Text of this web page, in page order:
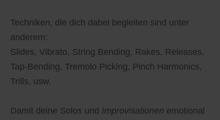
Techniken, die dich dabei begleiten sind unter
anderem:
Slides, Vibrato, String Bending, Rakes, Releases,
Tap-Bending, Tremolo Picking, Pinch Harmonics,
Trills, usw.
Damit deine Solos und Improvisationen emotional